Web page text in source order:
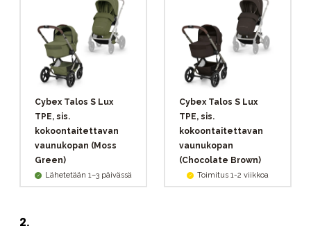
Cybex Talos S Lux
TPE, sis.
kokoontaitettavan
vaunukopan (Moss
Green)
Lähetetään 1–3 päivässä
Cybex Talos S Lux
TPE, sis.
kokoontaitettavan
vaunukopan
(Chocolate Brown)
Toimitus 1-2 viikkoa
2.